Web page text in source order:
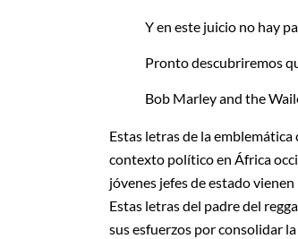
Y en este juicio no hay
Pronto descubriremos
Bob Marley and the
Estas letras de la
contexto político en África
jóvenes jefes de estado
Estas letras del padre del
sus esfuerzos por consolidar